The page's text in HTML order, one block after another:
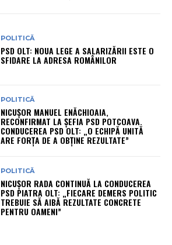
POLITICĂ
PSD OLT: NOUA LEGE A SALARIZĂRII ESTE O
SFIDARE LA ADRESA ROMÂNILOR
POLITICĂ
NICUȘOR MANUEL ENĂCHIOAIA,
RECONFIRMAT LA ȘEFIA PSD POTCOAVA.
CONDUCEREA PSD OLT: „O ECHIPĂ UNITĂ
ARE FORȚA DE A OBȚINE REZULTATE”
POLITICĂ
NICUȘOR RADA CONTINUĂ LA CONDUCEREA
PSD PIATRA OLT: „FIECARE DEMERS POLITIC
TREBUIE SĂ AIBĂ REZULTATE CONCRETE
PENTRU OAMENI”